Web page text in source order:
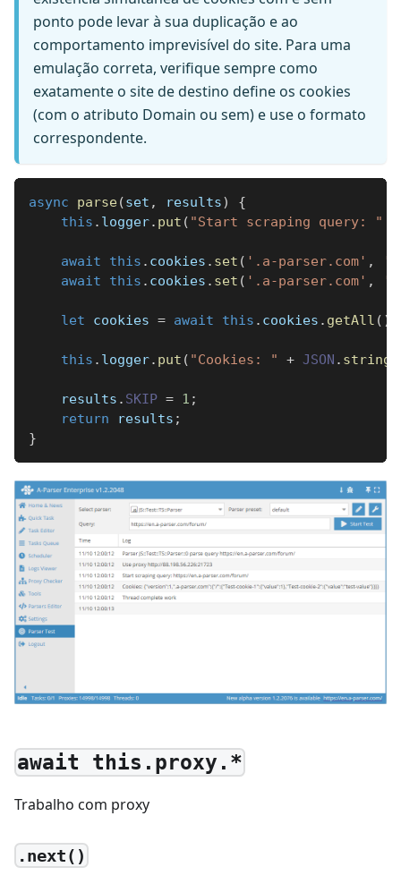
ponto pode levar à sua duplicação e ao
comportamento imprevisível do site. Para uma
emulação correta, verifique sempre como
exatamente o site de destino define os cookies
(com o atributo Domain ou sem) e use o formato
correspondente.
async parse(set , results)
{
this . logger. put ( "Start scraping query: "
await this . cookies . set ( '.a-parser.com' ,
await
this . cookies . set ( '.a-parser.com' ,
let cookies = await this . cookies . getAll ( )
this . logger. put ( "Cookies: " + JSON .
    results
. SKIP = 1 ;
return results ;
}
await this.proxy.*
Trabalho com proxy
.next()